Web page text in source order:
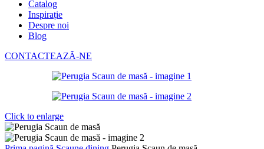
Catalog
Inspirație
Despre noi
Blog
CONTACTEAZĂ-NE
Click to enlarge